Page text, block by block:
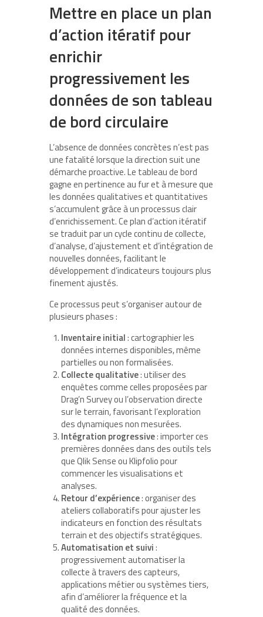
Mettre en place un plan
d’action itératif pour
enrichir
progressivement les
données de son tableau
de bord circulaire
L’absence de données concrètes n’est pas
une fatalité lorsque la direction suit une
démarche proactive. Le tableau de bord
gagne en pertinence au fur et à mesure que
les données qualitatives et quantitatives
s’accumulent grâce à un processus clair
d’enrichissement. Ce plan d’action itératif
se traduit par un cycle continu de collecte,
d’analyse, d’ajustement et d’intégration de
nouvelles données, facilitant le
développement d’indicateurs toujours plus
finement ajustés.
Ce processus peut s’organiser autour de
plusieurs phases :
Inventaire initial: cartographier les
données internes disponibles, même
partielles ou non formalisées.
Collecte qualitative: utiliser des
enquêtes comme celles proposées par
Drag’n Survey ou l’observation directe
sur le terrain, favorisant l’exploration
des dynamiques non mesurées.
Intégration progressive: importer ces
premières données dans des outils tels
que Qlik Sense ou Klipfolio pour
commencer les visualisations et
analyses.
Retour d’expérience: organiser des
ateliers collaboratifs pour ajuster les
indicateurs en fonction des résultats
terrain et des objectifs stratégiques.
Automatisation et suivi:
progressivement automatiser la
collecte à travers des capteurs,
applications métier ou systèmes tiers,
afin d’améliorer la fréquence et la
qualité des données.